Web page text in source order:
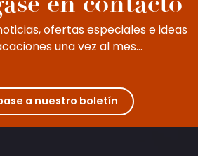
ofertas especiales e ideas
una vez al mes...
a nuestro boletín